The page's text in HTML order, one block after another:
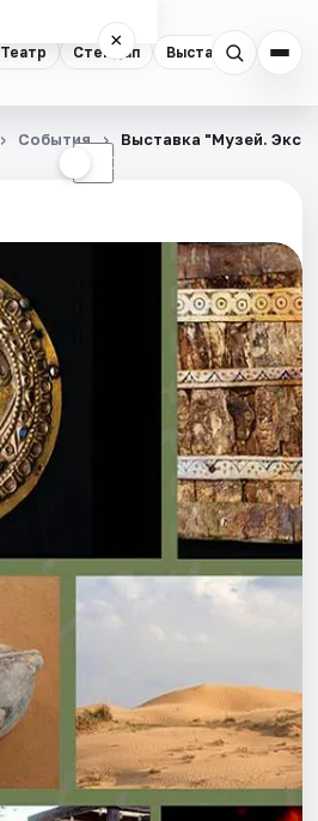
Театр Стендап Выставки
×
☾
События Выставка "Музей.